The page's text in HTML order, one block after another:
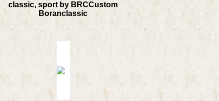
classic, sport by BRCCustom
Boranclassic